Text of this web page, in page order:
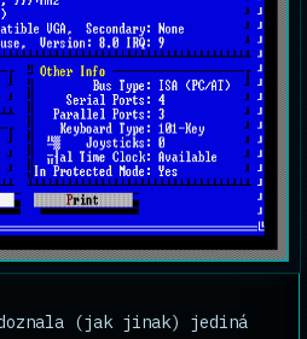
(jak jinak) jediná